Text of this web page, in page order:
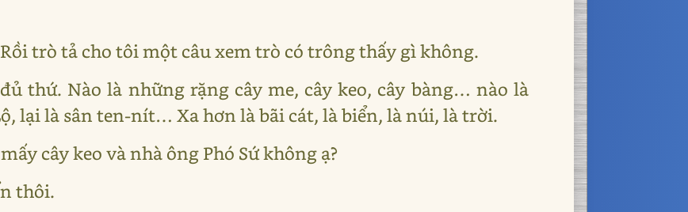
trò tả cho tôi một câu xem trò có trông thấy gì không.
thứ. Nào là những rặng cây me, cây keo, cây bàng… nào là
lại là sân ten-nít… Xa hơn là bãi cát, là biển, là núi, là trời.
cây keo và nhà ông Phó Sứ không ạ?
thôi.